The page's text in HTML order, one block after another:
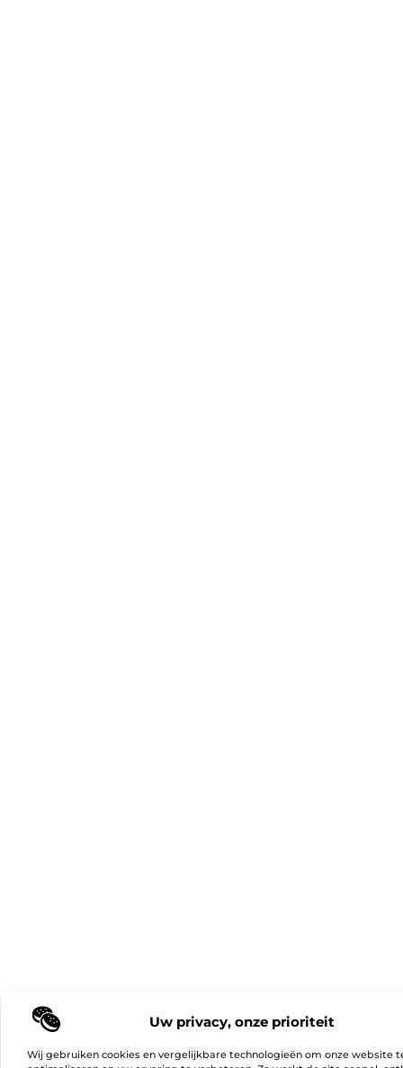
Uw privacy, onze prioriteit
Wij gebruiken cookies en vergelijkbare technologieën om onze website